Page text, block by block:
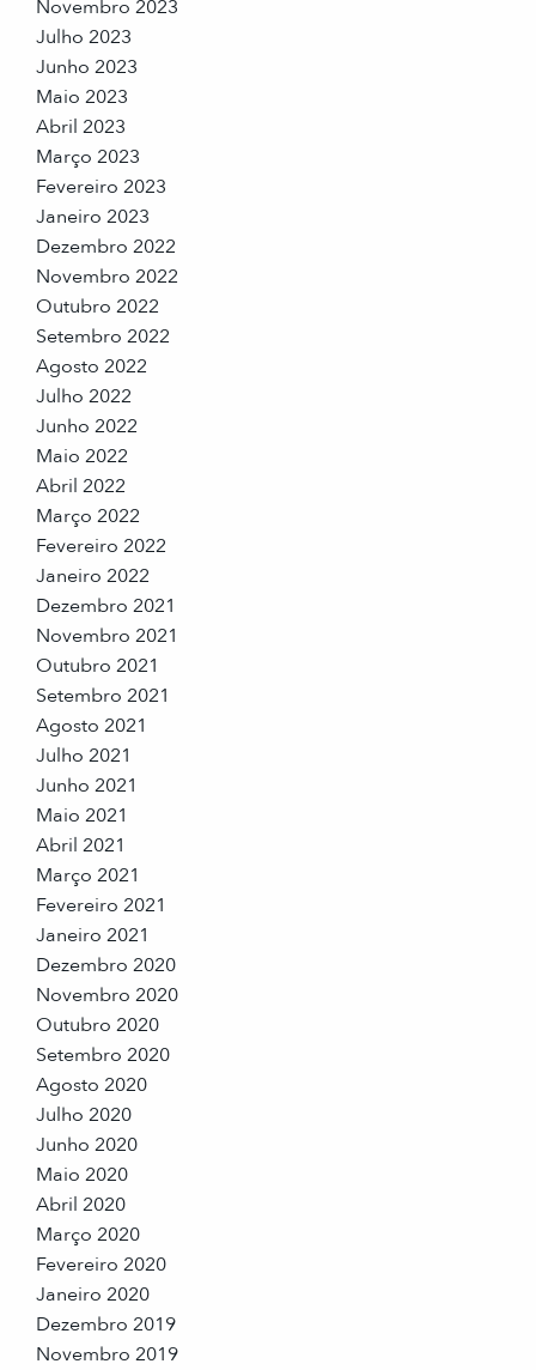
Novembro 2023
Julho 2023
Junho 2023
Maio 2023
Abril 2023
Março 2023
Fevereiro 2023
Janeiro 2023
Dezembro 2022
Novembro 2022
Outubro 2022
Setembro 2022
Agosto 2022
Julho 2022
Junho 2022
Maio 2022
Abril 2022
Março 2022
Fevereiro 2022
Janeiro 2022
Dezembro 2021
Novembro 2021
Outubro 2021
Setembro 2021
Agosto 2021
Julho 2021
Junho 2021
Maio 2021
Abril 2021
Março 2021
Fevereiro 2021
Janeiro 2021
Dezembro 2020
Novembro 2020
Outubro 2020
Setembro 2020
Agosto 2020
Julho 2020
Junho 2020
Maio 2020
Abril 2020
Março 2020
Fevereiro 2020
Janeiro 2020
Dezembro 2019
Novembro 2019